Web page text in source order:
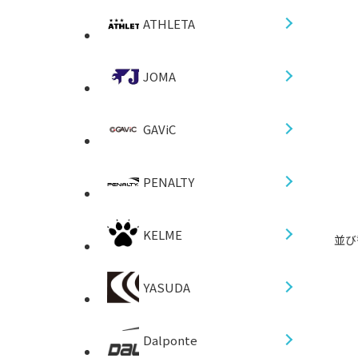
並
ATHLETA
JOMA
GAViC
PENALTY
KELME
YASUDA
Dalponte